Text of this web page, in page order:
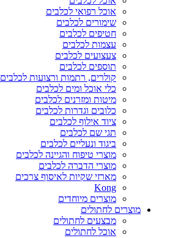
אוכל רפואי לכלבים
שימורים לכלבים
חטיפים לכלבים
עצמות לכלבים
צעצועים לכלבים
תוספים לכלבים
קולרים, רתמות ורצועות לכלבים
כלי אוכל ומים לכלבים
מיטות ומזרנים לכלבים
כלובים וגדרות לכלבים
ציוד אילוף לכלבים
תגי שם לכלבים
ביגוד ונעליים לכלבים
מוצרי טיפוח והגיינה לכלבים
מוצרי הדברה לכלבים
מארזי שקיות לאיסוף צרכים
Kong
מוצרים מיוחדים
מוצרים לחתולים
מבצעים לחתולים
אוכל לחתולים